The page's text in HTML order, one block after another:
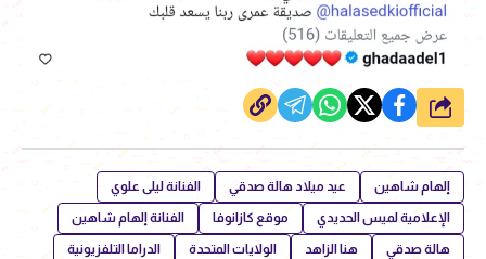
شارك
إلهام شاهين عيد ميلاد هالة صدقي الفنانة ليلى علوي
الإعلامية لميس الحديدي موقع كازانوفا الفنانة إلهام شاهين
هالة صدقي هنا الزاهد الولايات المتحدة الدراما التلفزيونية